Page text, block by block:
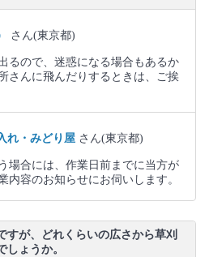
さん(東京都)
るので、迷惑になる場合もあるか
さんに飛んだりするときは、ご挨
れ・みどり屋 さん(東京都)
場合には、作業日前までに当方が
内容のお知らせにお伺いします。
すが、どれくらいの広さから草刈
しょうか。